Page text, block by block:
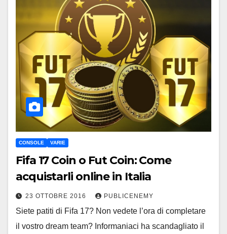
CONSOLE VARIE
Fifa 17 Coin o Fut Coin: Come
acquistarli online in Italia
23 OTTOBRE 2016 PUBLICENEMY
Siete patiti di Fifa 17? Non vedete l’ora di completare
il vostro dream team? Informaniaci ha scandagliato il